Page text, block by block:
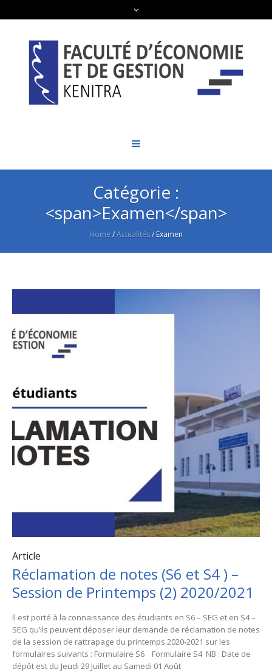
Catégorie :
<span>Examen</span>
Home /Actualités/ Examen
Article
Réclamation de notes (S6 et S4 ) –
Session de Printemps (2) 2020/2021
Il est porté à la connaissance des étudiants en S6 – SEG et en S4 –
SEG qu’ils peuvent déposer leur demande de réclamation de notes
de la session de rattrapage du printemps 2020-2021 sur les
formulaires suivants : Formulaire S6 Formulaire S4 NB : Date de
dépôt est du Jeudi 29 Juillet au Samedi 01 Août